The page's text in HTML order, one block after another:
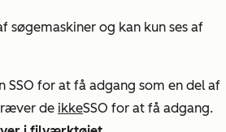
søgemaskiner og kan kun ses af
for at få adgang som en del af
de ikkeSSO for at få adgang.